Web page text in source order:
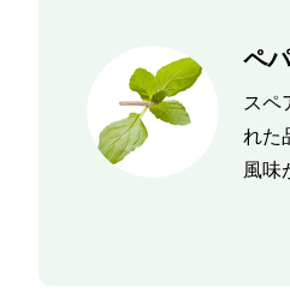
ペ
スペ
れた
風味